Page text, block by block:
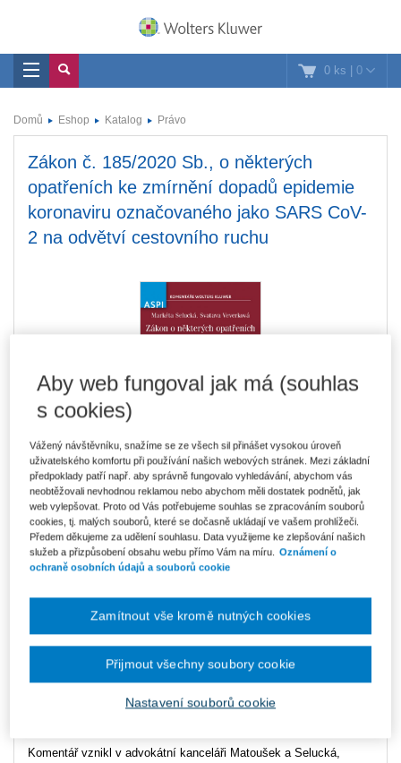
0 ks | 0
Domů Eshop Katalog Právo
Zákon č. 185/2020 Sb., o některých
opatřeních ke zmírnění dopadů epidemie
koronaviru označovaného jako SARS CoV-
2 na odvětví cestovního ruchu
Datum vydání 4/2020
Autor Markéta Selucká, Svatava
Veverková
Typ produktu ASPI
Předmětem komentáře jsou opatření dopadající na oblast pořádání
zájezdů a reagující na pandemii koronaviru označovaného jako
SARS CoV-2. Vzhledem k tomu, že zákon upravuje podmínky pro
vystavování poukazů neboli voucherů, bývá rovněž označován
Komentář vznikl v advokátní kanceláři Matoušek a Selucká,
Aby web fungoval jak má (souhlas
s cookies)
Vážený návštěvníku, snažíme se ze všech sil přinášet vysokou úroveň
uživatelského komfortu při používání našich webových stránek. Mezi základní
předpoklady patří např. aby správně fungovalo vyhledávání, abychom vás
neobtěžovali nevhodnou reklamou nebo abychom měli dostatek podnětů, jak
web vylepšovat. Proto od Vás potřebujeme souhlas se zpracováním souborů
cookies, tj. malých souborů, které se dočasně ukládají ve vašem prohlížeči.
Předem děkujeme za udělení souhlasu. Data využijeme ke zlepšování našich
služeb a přizpůsobení obsahu webu přímo Vám na míru.
Oznámení o
ochraně osobních údajů a souborů cookie
Nastavení souborů cookie
Zamítnout vše kromě nutných cookies
Přijmout všechny soubory cookie